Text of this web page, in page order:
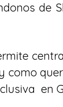
de
como
en